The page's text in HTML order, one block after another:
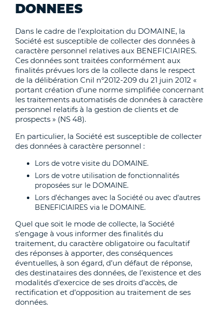
DONNEES
Dans le cadre de l’exploitation du DOMAINE, la
Société est susceptible de collecter des données à
caractère personnel relatives aux BENEFICIAIRES.
Ces données sont traitées conformément aux
finalités prévues lors de la collecte dans le respect
de la délibération Cnil n°2012-209 du 21 juin 2012 «
portant création d’une norme simplifiée concernant
les traitements automatisés de données à caractère
personnel relatifs à la gestion de clients et de
prospects » (NS 48).
En particulier, la Société est susceptible de collecter
des données à caractère personnel :
Lors de votre visite du DOMAINE.
Lors de votre utilisation de fonctionnalités
proposées sur le DOMAINE.
Lors d’échanges avec la Société ou avec d’autres
BENEFICIAIRES via le DOMAINE.
Quel que soit le mode de collecte, la Société
s’engage à vous informer des finalités du
traitement, du caractère obligatoire ou facultatif
des réponses à apporter, des conséquences
éventuelles, à son égard, d’un défaut de réponse,
des destinataires des données, de l’existence et des
modalités d’exercice de ses droits d’accès, de
rectification et d’opposition au traitement de ses
données.